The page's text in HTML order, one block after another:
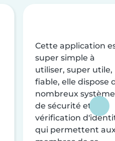
Cette application
super simple à
utiliser, super utile,
fiable, elle dispose
nombreux
de sécurité et de
vérification
qui permettent